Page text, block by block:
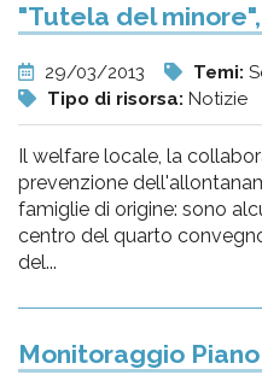
"Tutela del
29/03/2013 Temi:
Tipo di risorsa: Notizie
Il welfare locale, la
prevenzione
famiglie di origine: sono
centro del quarto
del...
Monitoraggio